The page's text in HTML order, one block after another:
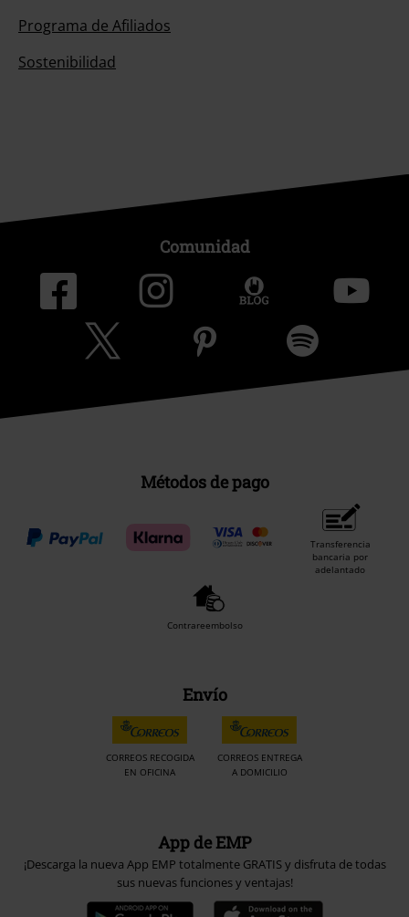
Programa de Afiliados
Sostenibilidad
Comunidad
Métodos de pago
Transferencia
bancaria por
adelantado
Contrareembolso
Envío
CORREOS RECOGIDA
EN OFICINA
CORREOS ENTREGA
A DOMICILIO
App de EMP
¡Descarga la nueva App EMP totalmente GRATIS y disfruta de todas
sus nuevas funciones y ventajas!